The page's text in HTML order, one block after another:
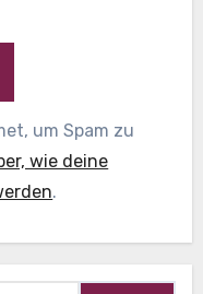
um Spam zu
wie deine
.